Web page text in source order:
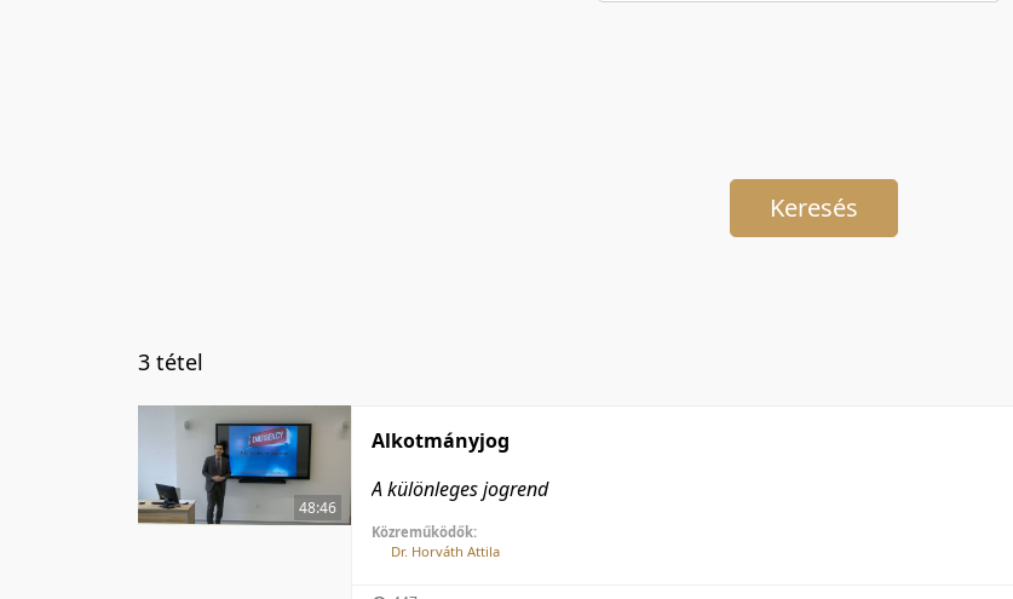
Keresés
3 tétel
48:46
Alkotmányjog
A különleges jogrend
Közreműködők:
Dr. Horváth Attila